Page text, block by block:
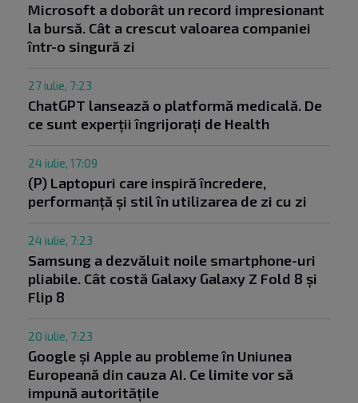
Microsoft a doborât un record impresionant
la bursă. Cât a crescut valoarea companiei
într-o singură zi
27 iulie, 7:23
ChatGPT lansează o platformă medicală. De
ce sunt experții îngrijorați de Health
24 iulie, 17:09
(P) Laptopuri care inspiră încredere,
performanță și stil în utilizarea de zi cu zi
24 iulie, 7:23
Samsung a dezvăluit noile smartphone-uri
pliabile. Cât costă Galaxy Galaxy Z Fold 8 și
Flip 8
20 iulie, 7:23
Google și Apple au probleme în Uniunea
Europeană din cauza AI. Ce limite vor să
impună autoritățile